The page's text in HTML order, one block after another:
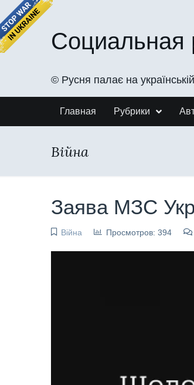
Социальная
©️ Русня палає на
Главная Рубрики
Війна
Заява МЗС
Війна Просмотров: 394